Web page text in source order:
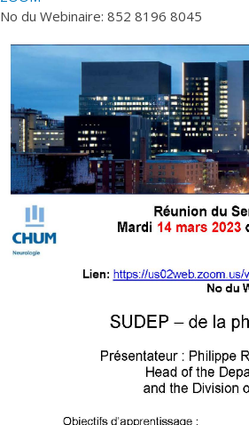
No du Webinaire: 852 8196 8045